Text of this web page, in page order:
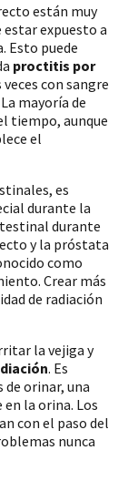
están muy
expuesto a
Esto puede
proctitis por
con sangre
mayoría de
tiempo, aunque
el
es
durante la
durante
y la próstata
como
Crear más
de radiación
la vejiga y
. Es
de orinar, una
la orina. Los
con el paso del
nunca